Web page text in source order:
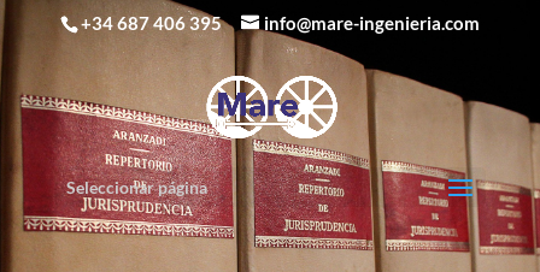
+34 687 406 395 info@mare-ingenieria.com
Seleccionar página